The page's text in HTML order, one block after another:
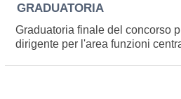
GRADUATORIA
Graduatoria finale del concorso
dirigente per l'area funzioni